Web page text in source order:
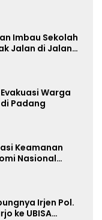
Imbau Sekolah
Jalan di Jalan
Warga
Padang
Keamanan
Nasional
Irjen Pol.
ke UBISA